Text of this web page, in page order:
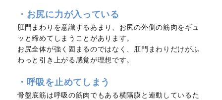
・お尻に力が入っている
肛門まわりを意識するあまり、お尻の外側の筋肉をギュ
ッと締めてしまうことがあります。
お尻全体が強く固まるのではなく、肛門まわりだけがふ
わっと引き上がる感覚が理想です。
・呼吸を止めてしまう
骨盤底筋は呼吸の筋肉でもある横隔膜と連動しているた